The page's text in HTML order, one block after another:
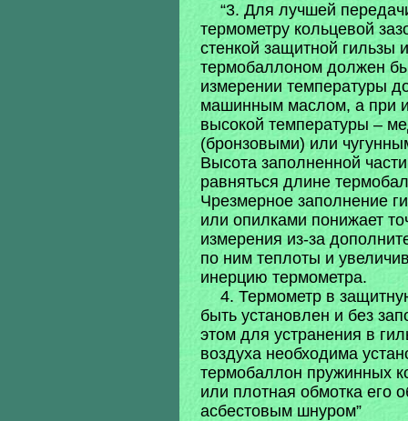
“3. Для лучшей
термометру кольцевой
стенкой защитной гильзы и
термобаллоном должен
измерении температуры
машинным маслом, а при
высокой температуры –
(бронзовыми) или
Высота заполненной
равняться длине
Чрезмерное заполнение
или опилками понижает
измерения из-за
по ним теплоты и
инерцию термометра.
4. Термометр в
быть установлен и без
этом для устранения в
воздуха необходима
термобаллон пружинных
или плотная обмотка его
асбестовым шнуром”